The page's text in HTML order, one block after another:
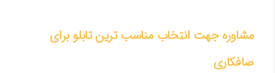
مشاوره جهت انتخاب مناسب ترین تابلو برای
صافکاری